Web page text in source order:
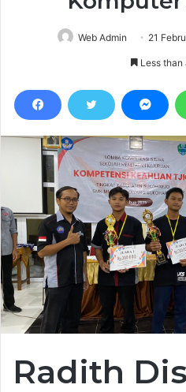
Web Admin 21
Less than
Radith